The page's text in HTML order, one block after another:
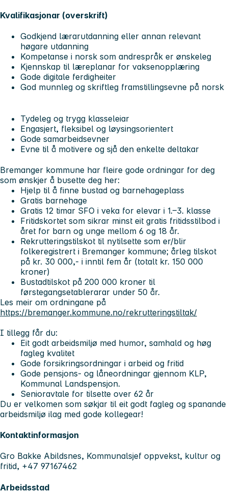
Kvalifikasjonar (overskrift)
Godkjend lærarutdanning eller annan relevant
høgare utdanning
Kompetanse i norsk som andrespråk er ønskeleg
Kjennskap til læreplanar for vaksenopplæring
Gode digitale ferdigheiter
God munnleg og skriftleg framstillingsevne på norsk
Tydeleg og trygg klasseleiar
Engasjert, fleksibel og løysingsorientert
Gode samarbeidsevner
Evne til å motivere og sjå den enkelte deltakar
Bremanger kommune har fleire gode ordningar for deg
som ønskjer å busette deg her:
Hjelp til å finne bustad og barnehageplass
Gratis barnehage
Gratis 12 timar SFO i veka for elevar i 1.–3. klasse
Fritidskortet som sikrar minst eit gratis fritidsstilbod i
året for barn og unge mellom 6 og 18 år.
Rekrutteringstilskot til nytilsette som er/blir
folkeregistrert i Bremanger kommune; årleg tilskot
på kr. 30 000,- i inntil fem år (totalt kr. 150 000
kroner)
Bustadtilskot på 200 000 kroner til
førstegangsetablerarar under 50 år.
Les meir om ordningane på
https://bremanger.kommune.no/rekrutteringstiltak/
I tillegg får du:
Eit godt arbeidsmiljø med humor, samhald og høg
fagleg kvalitet
Gode forsikringsordningar i arbeid og fritid
Gode pensjons- og låneordningar gjennom KLP,
Kommunal Landspensjon.
Senioravtale for tilsette over 62 år
Du er velkomen som søkjar til eit godt fagleg og spanande
arbeidsmiljø ilag med gode kollegear!
Kontaktinformasjon
Gro Bakke Abildsnes, Kommunalsjef oppvekst, kultur og
fritid, +47 97167462
Arbeidsstad